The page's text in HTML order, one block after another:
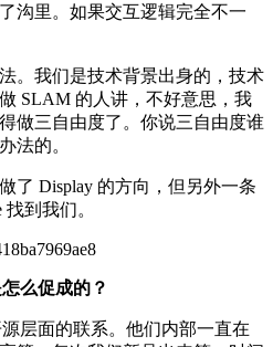
沟里。如果交互逻辑完全不一
。我们是技术背景出身的，技术
SLAM 的人讲，不好意思，我
做三自由度了。你说三自由度谁
法的。
Display 的方向，但另外一条
到我们。
么促成的？
层面的联系。他们内部一直在